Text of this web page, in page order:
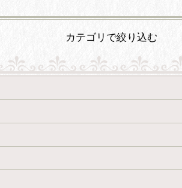
絞り込む
カテゴリで絞り込む